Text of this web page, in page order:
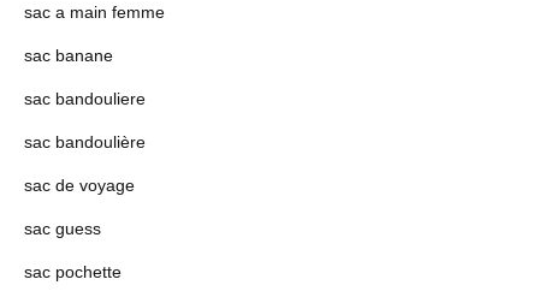
sac a main femme
sac banane
sac bandouliere
sac bandoulière
sac de voyage
sac guess
sac pochette